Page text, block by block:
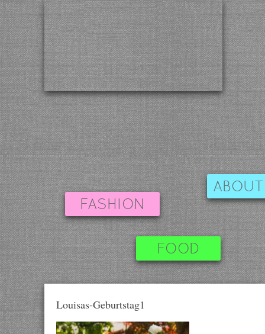
FASHION
FOOD
Louisas-Geburtstag1